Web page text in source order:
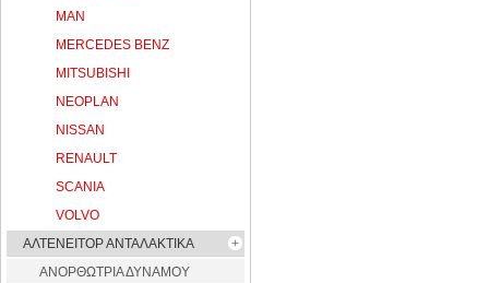
MAN
MERCEDES BENZ
MITSUBISHI
NEOPLAN
NISSAN
RENAULT
SCANIA
VOLVO
ΑΛΤΕΝΕΙΤΟΡ ΑΝΤΑΛΑΚΤΙΚΑ
ΑΝΟΡΘΩΤΡΙΑ ΔΥΝΑΜΟΥ